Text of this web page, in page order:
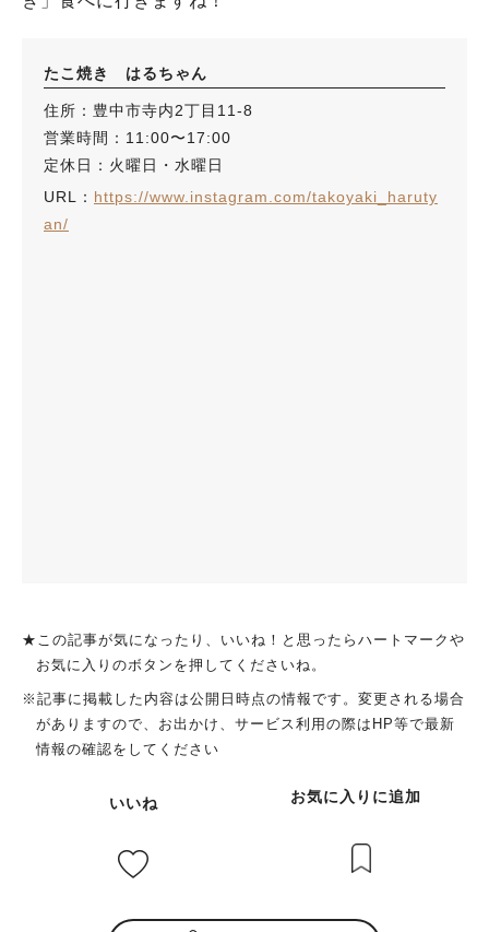
たこ焼き はるちゃん
住所：豊中市寺内2丁目11-8
営業時間：11:00〜17:00
定休日：火曜日・水曜日
URL： https://www.instagram.com/takoyaki_haruty
an/
★この記事が気になったり、いいね！と思ったらハートマークや
お気に入りのボタンを押してくださいね。
※記事に掲載した内容は公開日時点の情報です。変更される場合
がありますので、お出かけ、サービス利用の際はHP等で最新
情報の確認をしてください
いいね お気に入りに追加